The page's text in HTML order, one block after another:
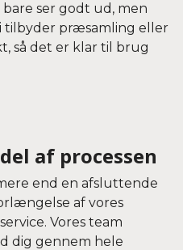
ser godt ud, men
tilbyder præsamling eller
så det er klar til brug
af processen
end en afsluttende
af vores
Vores team
dig gennem hele